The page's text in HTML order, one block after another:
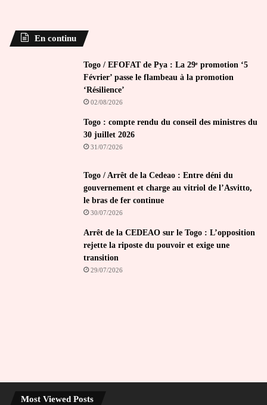
En continu
Togo / EFOFAT de Pya : La 29ᵉ promotion ‘5
Février’ passe le flambeau à la promotion
‘Résilience’
02/08/2026
Togo : compte rendu du conseil des ministres du
30 juillet 2026
31/07/2026
Togo / Arrêt de la Cedeao : Entre déni du
gouvernement et charge au vitriol de l’Asvitto,
le bras de fer continue
30/07/2026
Arrêt de la CEDEAO sur le Togo : L’opposition
rejette la riposte du pouvoir et exige une
transition
29/07/2026
Most Viewed Posts